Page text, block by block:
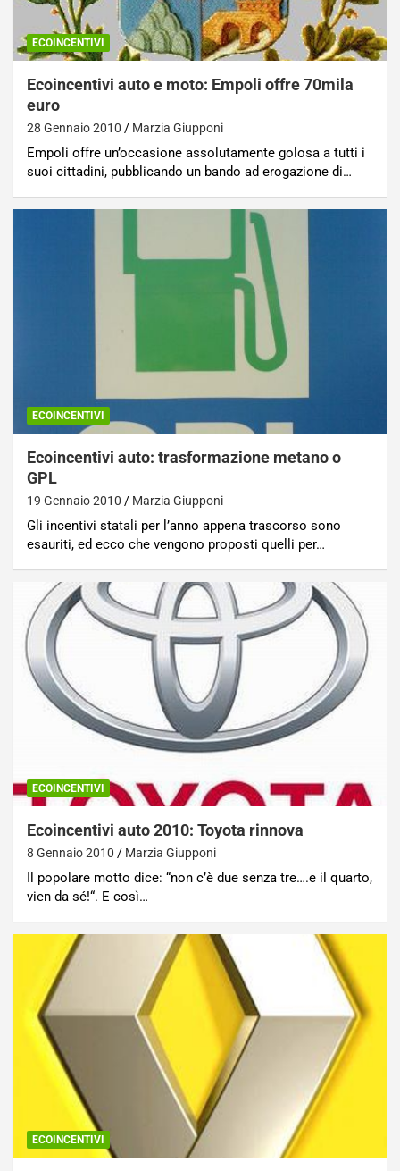
ECOINCENTIVI
Ecoincentivi auto e moto: Empoli offre 70mila
euro
28 Gennaio 2010 Marzia Giupponi
Empoli offre un’occasione assolutamente golosa a tutti i
suoi cittadini, pubblicando un bando ad erogazione di…
ECOINCENTIVI
Ecoincentivi auto: trasformazione metano o
GPL
19 Gennaio 2010 Marzia Giupponi
Gli incentivi statali per l’anno appena trascorso sono
esauriti, ed ecco che vengono proposti quelli per…
ECOINCENTIVI
Ecoincentivi auto 2010: Toyota rinnova
8 Gennaio 2010 Marzia Giupponi
Il popolare motto dice: “non c’è due senza tre….e il quarto,
vien da sé!“. E così…
ECOINCENTIVI